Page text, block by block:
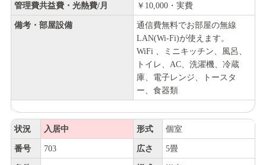
管理費共益費・光熱費/月 ￥10,000・実費
備考・部屋設備
通信費無料でお部屋の無線
LAN(Wi-Fi)が使えます。
WiFi 、ミニキッチン、風呂、
トイレ、AC、洗濯機、冷蔵
庫、電子レンジ、トースタ
ー、食器類
状況 入居中 形式 個室
番号 703 広さ 5畳